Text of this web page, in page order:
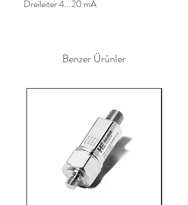
Dreileiter 4...20 mA
Benzer Ürünler